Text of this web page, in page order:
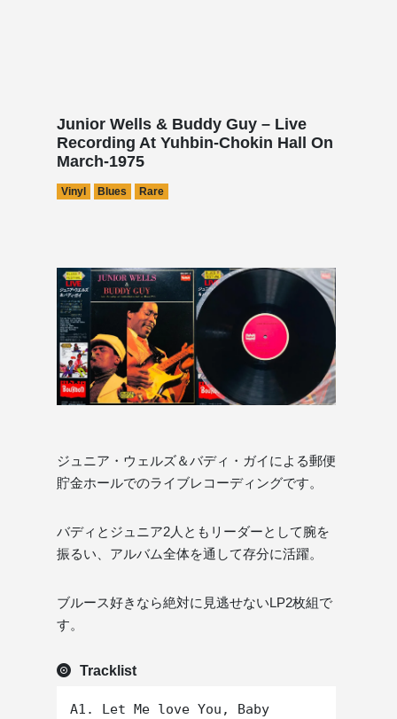
Junior Wells & Buddy Guy – Live
Recording At Yuhbin-Chokin Hall On
March-1975
Vinyl Blues Rare
ジュニア・ウェルズ＆バディ・ガイによる郵便
貯金ホールでのライブレコーディングです。
バディとジュニア2人ともリーダーとして腕を
振るい、アルバム全体を通して存分に活躍。
ブルース好きなら絶対に見逃せないLP2枚組で
す。
Tracklist
A1. Let Me love You, Baby